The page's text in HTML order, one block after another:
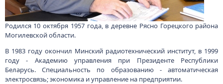
Родился 10 октября 1957 года, в деревне Рясно Горецкого района
Могилевской области.
В 1983 году окончил Минский радиотехнический институт, в 1999
году - Академию управления при Президенте Республики
Беларусь. Специальность по образованию - автоматическая
электросвязь; экономика и управление на предприятии.